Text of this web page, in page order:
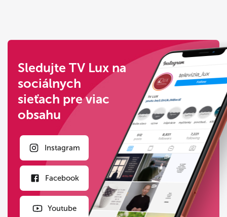
Sledujte TV Lux na
sociálnych
sieťach pre viac
obsahu
Instagram
Facebook
Youtube